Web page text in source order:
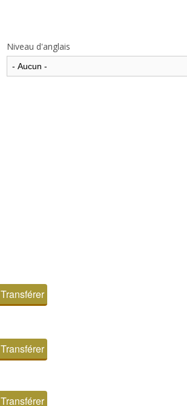
Niveau d'anglais
Transférer
Transférer
Transférer